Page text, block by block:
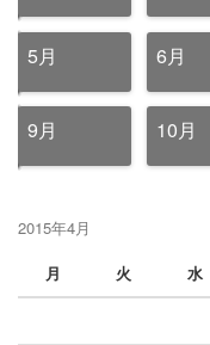
5月 6月
9月 10月
2015年4月
月
火 水